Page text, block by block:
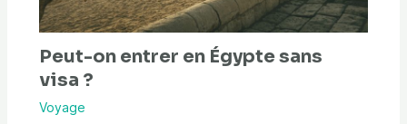
Peut-on entrer en Égypte sans
visa ?
Voyage